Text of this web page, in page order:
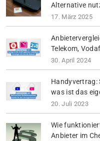
Alternative
17. März 2025
Telekom,
30. April 2024
Handyvertrag:
was ist das
20. Juli 2023
Wie
Anbieter im